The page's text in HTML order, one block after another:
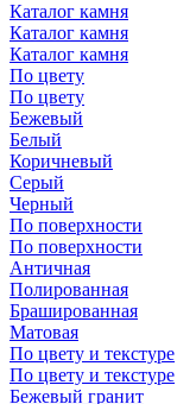
Каталог камня
Каталог камня
Каталог камня
По цвету
По цвету
Бежевый
Белый
Коричневый
Серый
Черный
По поверхности
По поверхности
Античная
Полированная
Брашированная
Матовая
По цвету и текстуре
По цвету и текстуре
Бежевый гранит